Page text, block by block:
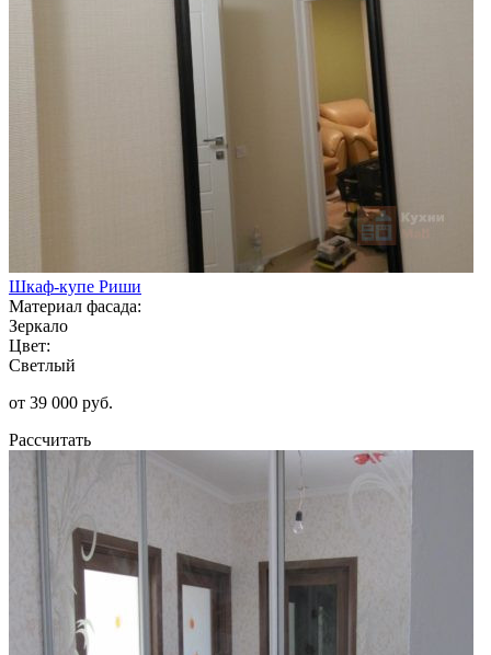
Шкаф-купе Риши
Материал фасада:
Зеркало
Цвет:
Светлый
от 39 000 руб.
Рассчитать